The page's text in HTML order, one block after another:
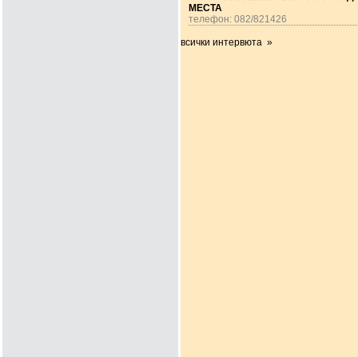
МЕСТА
телефон: 082/821426
всички интервюта »